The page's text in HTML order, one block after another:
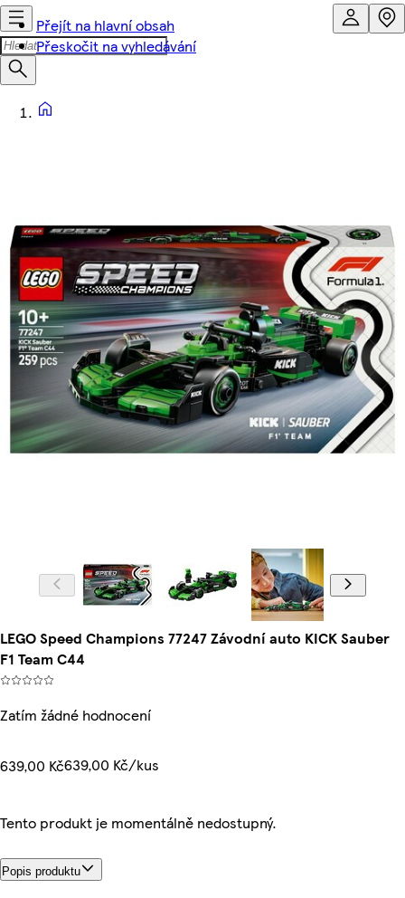
Přejít na hlavní obsah
Přeskočit na vyhledávání
LEGO Speed Champions 77247 Závodní auto KICK Sauber
F1 Team C44
Zatím žádné hodnocení
639,00 Kč639,00 Kč/kus
Tento produkt je momentálně nedostupný.
Popis produktu